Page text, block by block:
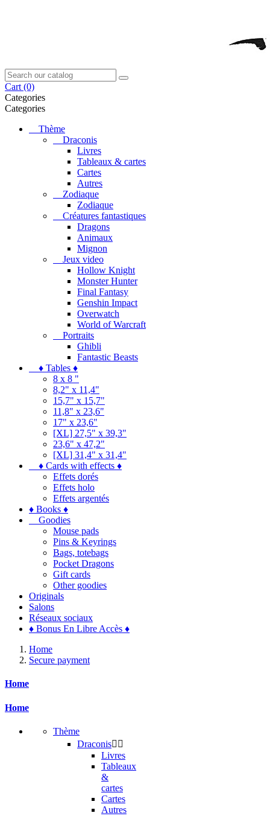
Cart (0)
Categories
Categories
Thème
Draconis
Livres
Tableaux & cartes
Cartes
Autres
Zodiaque
Zodiaque
Créatures fantastiques
Dragons
Animaux
Mignon
Jeux video
Hollow Knight
Monster Hunter
Final Fantasy
Genshin Impact
Overwatch
World of Warcraft
Portraits
Ghibli
Fantastic Beasts
♦ Tables ♦
8 x 8 "
8,2" x 11,4"
15,7" x 15,7"
11,8" x 23,6"
17" x 23,6"
[XL] 27,5" x 39,3"
23,6" x 47,2"
[XL] 31,4" x 31,4"
♦ Cards with effects ♦
Effets dorés
Effets holo
Effets argentés
♦ Books ♦
Goodies
Mouse pads
Pins & Keyrings
Bags, totebags
Pocket Dragons
Gift cards
Other goodies
Originals
Salons
Réseaux sociaux
♦ Bonus En Libre Accès ♦
Home
Secure payment
Home
Home
Thème
Draconis 
Livres
Tableaux
&
cartes
Cartes
Autres